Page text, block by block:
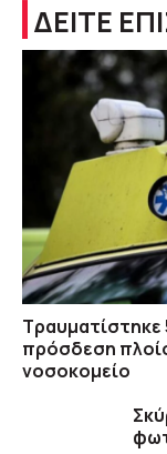
ΔΕΙΤΕ
Τραυματίστηκε
πρόσδεση
νοσοκομείο